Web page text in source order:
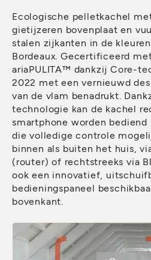
Ecologische pelletkachel
gietijzeren bovenplaat en
stalen zijkanten in de
Bordeaux. Gecertificeerd
ariaPULITA™ dankzij Core-
2022 met een vernieuwd
van de vlam benadrukt.
technologie kan de kachel
smartphone worden bediend
die volledige controle
binnen als buiten het huis,
(router) of rechtstreeks via
ook een innovatief,
bedieningspaneel
bovenkant.